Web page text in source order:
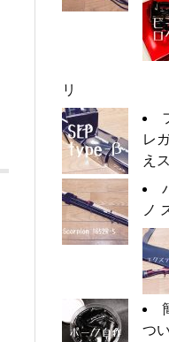
リ
レ
え
ノ
つ